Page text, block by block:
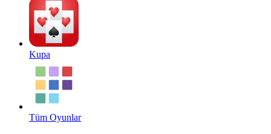
Kupa
Tüm Oyunlar